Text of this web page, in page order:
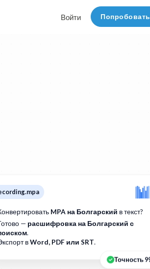
Войти
MPA на Болгарский в текст?
— расшифровка на Болгарский с
.
вWord, PDF или SRT.
Точность